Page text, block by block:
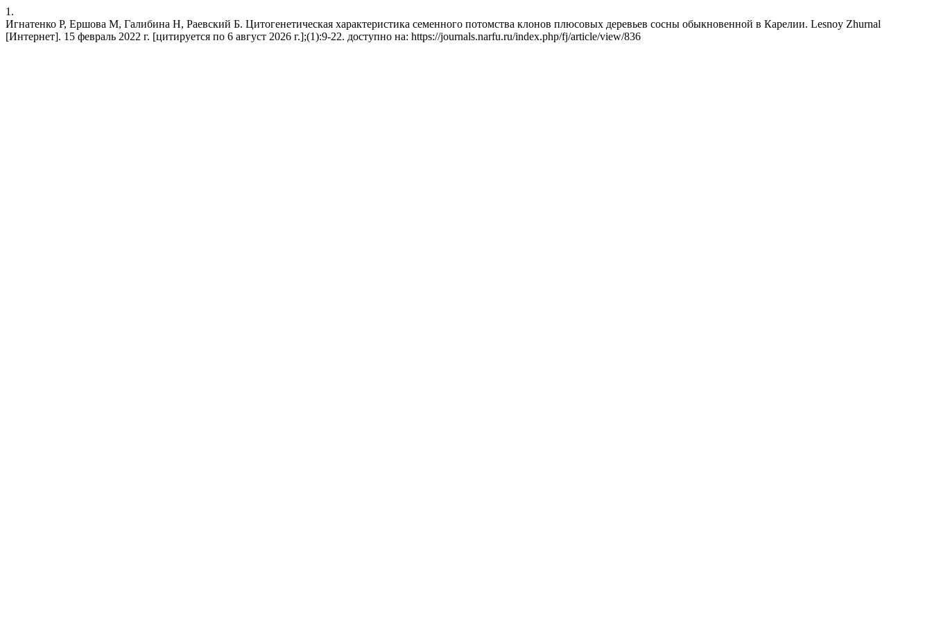
1.
Игнатенко Р, Ершова М, Галибина Н, Раевский Б. Цитогенетическая характеристика семенного потомства клонов плюсовых деревьев сосны обыкновенной в Карелии. Lesnoy Zhurnal
[Интернет]. 15 февраль 2022 г. [цитируется по 6 август 2026 г.];(1):9-22. доступно на: https://journals.narfu.ru/index.php/fj/article/view/836